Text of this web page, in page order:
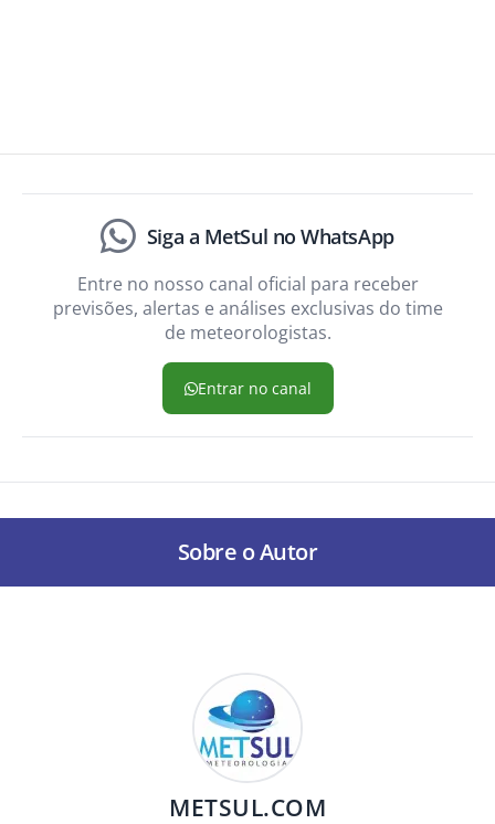
Siga a MetSul no WhatsApp
Entre no nosso canal oficial para receber
previsões, alertas e análises exclusivas do time
de meteorologistas.
Entrar no canal
Sobre o Autor
METSUL.COM